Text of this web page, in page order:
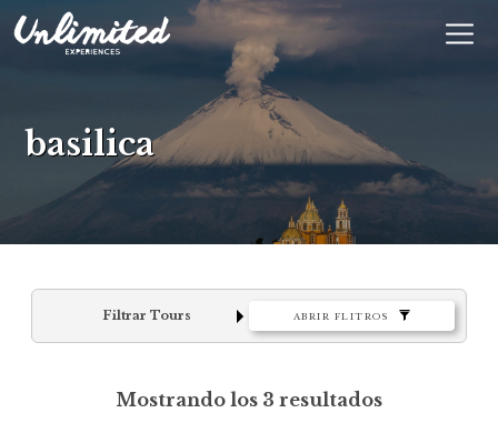
$ MXN
basilica
Filtrar Tours ABRIR FLITROS
Mostrando los 3 resultados